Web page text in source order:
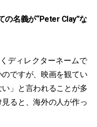
の名義が“Peter Clay”な
ディレクターネームで
ですが、映画を観てい
」と言われることが多
ると、海外の人が作っ